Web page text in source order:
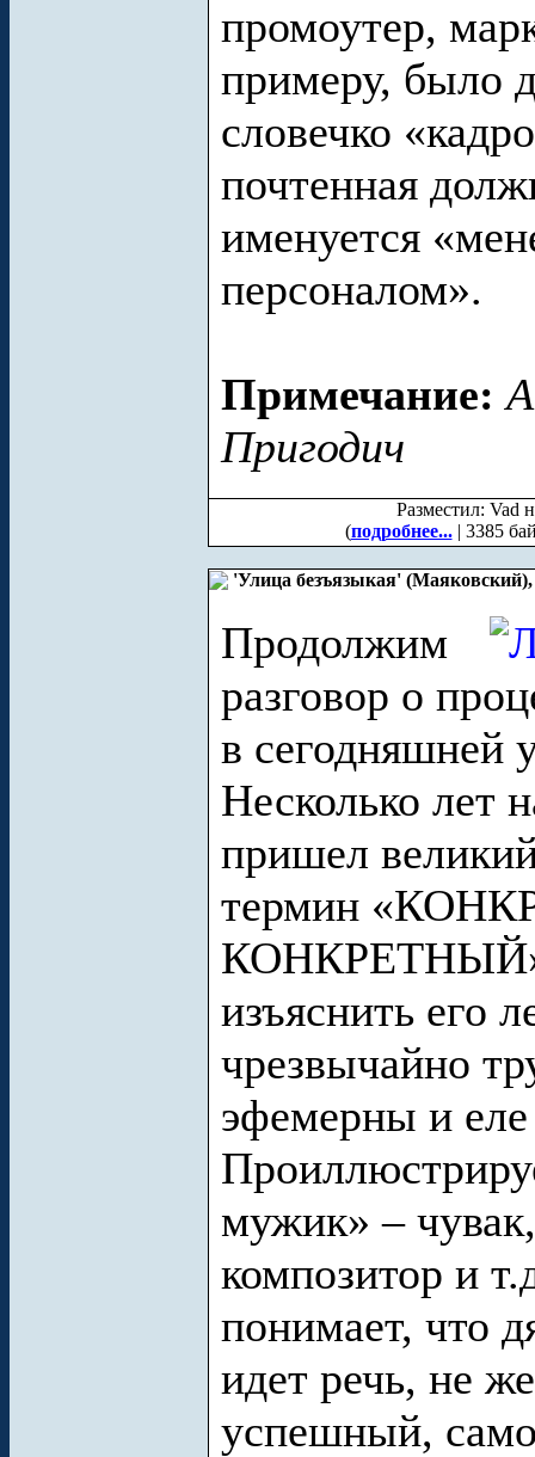
промоутер,
примеру, было
словечко
почтенная
именуется
персоналом».
Примечание:
Пригодич
Разместил: Vad
(подробнее...| 3385
'Улица безъязыкая'
Продолжим
разговор о
в сегодняшней
Несколько лет
пришел
термин
КОНКРЕТНЫЙ»
изъяснить его
чрезвычайно
эфемерны и
мужик» –
композитор и
понимает, что
идет речь, не
успешный,